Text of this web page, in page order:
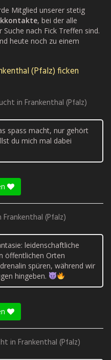
Mitglied unserer stetig
, bei der alle
nach Fick Treffen sind.
heute noch zu einem
(Pfalz) ficken
in Frankenthal (Pfalz)
spass macht, nur gehört
du mich mal dabei
Frankenthal (Pfalz)
leidenschaftliche
öffentlichen Orten
spüren, während wir
hingeben.
in Frankenthal (Pfalz)